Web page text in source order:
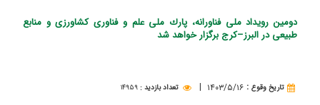
دومین رویداد ملی فناورانه، پارك ملی علم و فناوری كشاورزی و منابع
طبیعی در البرز–كرج برگزار خواهد شد
تاريخ وقوع : ۱۴۰۳/۵/۱۶ | تعداد بازدید : ۱۴۹۵۹